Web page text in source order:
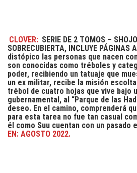
CLOVER: SERIE DE 2 TOMOS –
SOBRECUBIERTA, INCLUYE
distópico las personas que nacen
son conocidas como tréboles y
poder, recibiendo un tatuaje que
un ex militar, recibe la misión
trébol de cuatro hojas que vive bajo
gubernamental, al “Parque de las
deseo. En el camino, comprenderá
para esta tarea no fue tan casual
él como Suu cuentan con un pasado
EN: AGOSTO 2022.